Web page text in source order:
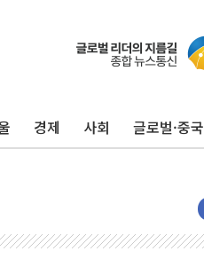
경제 사회 글로벌·중국